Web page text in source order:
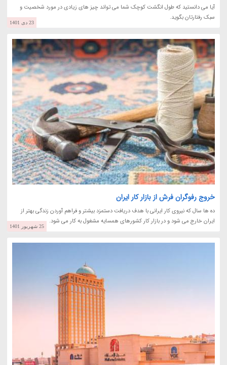
آیا می دانستید که طول انگشت کوچک شما می تواند چیز های زیادی در مورد شخصیت و
سبک رفتارتان بگوید.
23 دی 1401
خروج رفوگران فرش از بازار کار ایران
ده ها سال که نیروی کار ایرانی با هدف دریافت دستمزد بیشتر و فراهم آوردن زندگی بهتر از
ایران خارج می شود و در بازار کار کشورهای همسایه مشغول به کار می شود.
25 شهریور 1401